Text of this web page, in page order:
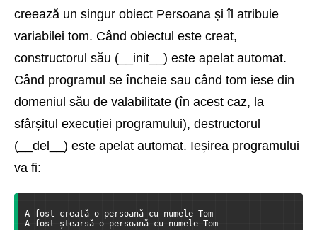
creează un singur obiect Persoana și îl atribuie
variabilei tom. Când obiectul este creat,
constructorul său (__init__) este apelat automat.
Când programul se încheie sau când tom iese din
domeniul său de valabilitate (în acest caz, la
sfârșitul execuției programului), destructorul
(__del__) este apelat automat. Ieșirea programului
va fi:
A fost creată o persoană cu numele Tom
A fost ștearsă o persoană cu numele Tom